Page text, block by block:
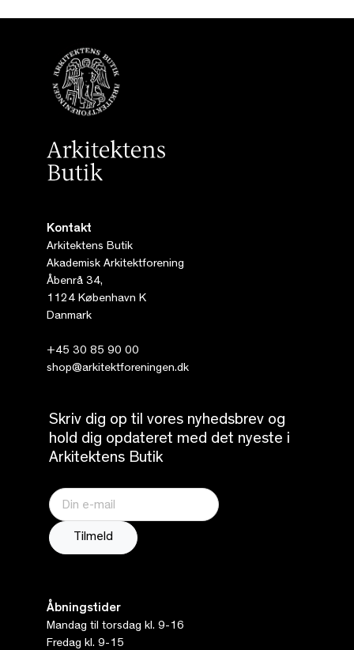
Kontakt
Arkitektens Butik
Akademisk Arkitektforening
Åbenrå 34,
1124 København K
Danmark
+45 30 85 90 00
shop@arkitektforeningen.dk
Skriv dig op til vores nyhedsbrev og
hold dig opdateret med det nyeste i
Arkitektens Butik
Åbningstider
Mandag til torsdag kl. 9-16
Fredag kl. 9-15